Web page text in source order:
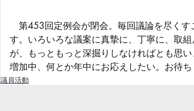
第453回定例会が閉会。毎回議論を尽くす
す。いろいろな議案に真摯に、丁寧に、取
が、もっともっと深掘りしなければとも思
増加中、何とか年中にお応えしたい。お待ち
議員活動